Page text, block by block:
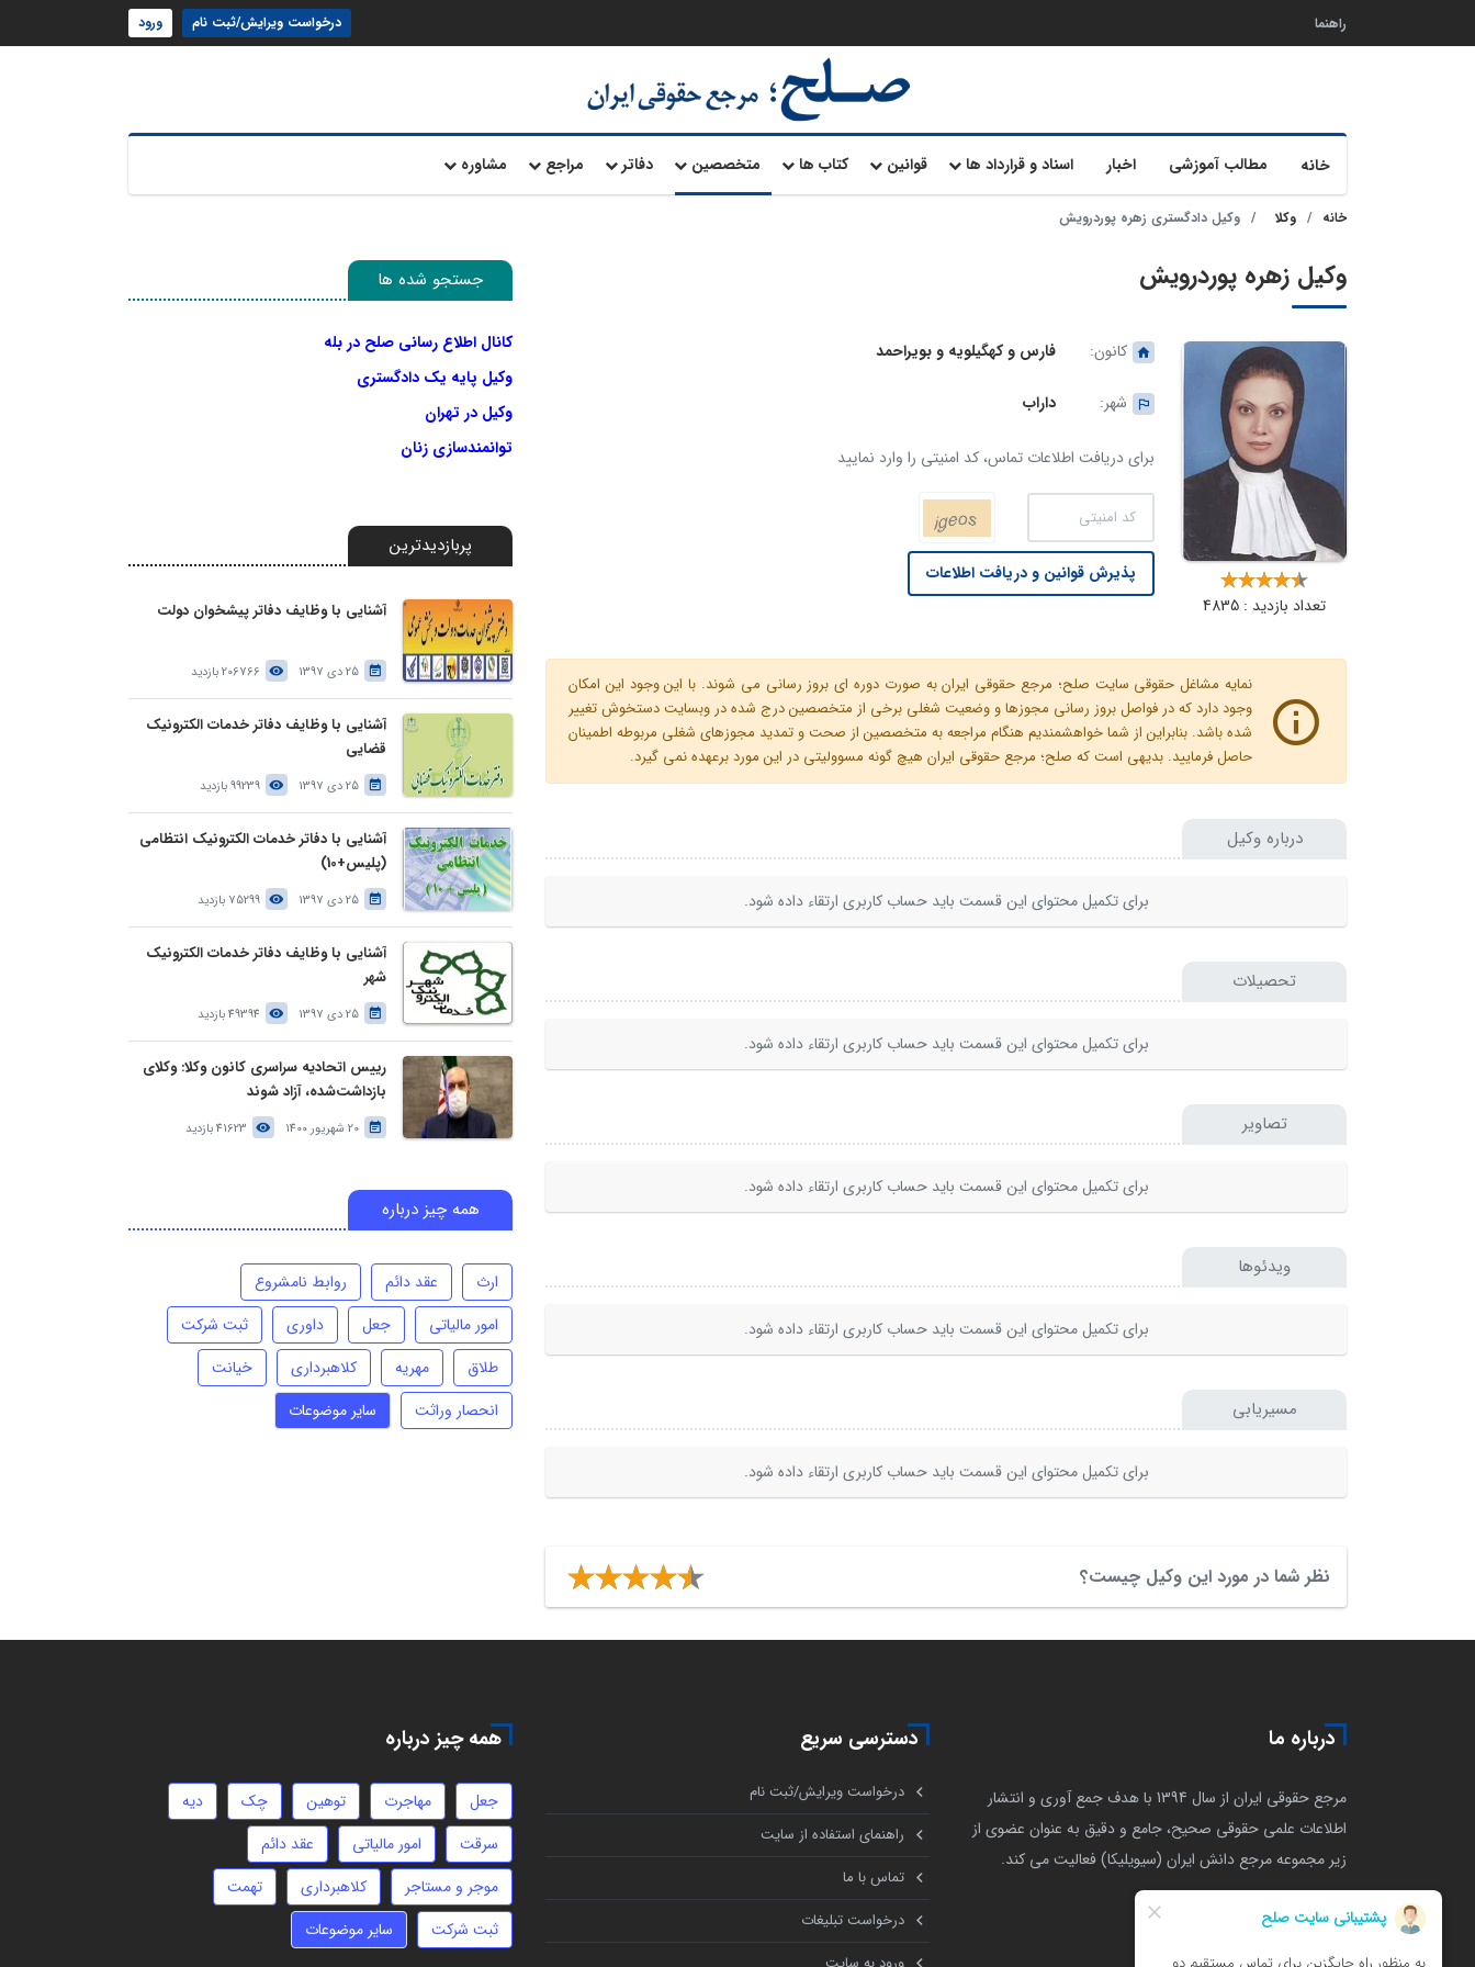
راهنما درخواست ویرایش/ثبت نام ورود
خانه مطالب آموزشی اخبار اسناد و قرارداد ها قوانین کتاب ها متخصصین دفاتر مراجع مشاوره
خانه وکلا وکیل دادگستری زهره پوردرویش
وکیل زهره پوردرویش
تعداد بازدید : 4835
کانون: فارس و کهگیلویه و بویراحمد
شهر: داراب
برای دریافت اطلاعات تماس، کد امنیتی را وارد نمایید
پذیرش قوانین و دریافت اطلاعات
نمایه مشاغل حقوقی سایت صلح؛ مرجع حقوقی ایران به صورت دوره ای بروز رسانی می شوند. با این وجود این امکان
وجود دارد که در فواصل بروز رسانی مجوزها و وضعیت شغلی برخی از متخصصین درج شده در وبسایت دستخوش تغییر
شده باشد. بنابراین از شما خواهشمندیم هنگام مراجعه به متخصصین از صحت و تمدید مجوزهای شغلی مربوطه اطمینان
حاصل فرمایید. بدیهی است که صلح؛ مرجع حقوقی ایران هیچ گونه مسوولیتی در این مورد برعهده نمی گیرد.
درباره وکیل
برای تکمیل محتوای این قسمت باید حساب کاربری ارتقاء داده شود.
تحصیلات
برای تکمیل محتوای این قسمت باید حساب کاربری ارتقاء داده شود.
تصاویر
برای تکمیل محتوای این قسمت باید حساب کاربری ارتقاء داده شود.
ویدئوها
برای تکمیل محتوای این قسمت باید حساب کاربری ارتقاء داده شود.
مسیریابی
برای تکمیل محتوای این قسمت باید حساب کاربری ارتقاء داده شود.
نظر شما در مورد این وکیل چیست؟
جستجو شده ها
کانال اطلاع رسانی صلح در بله
وکیل پایه یک دادگستری
وکیل در تهران
توانمندسازی زنان
پربازدیدترین
آشنایی با وظایف دفاتر پیشخوان دولت
25 دی 1397 206766 بازدید
آشنایی با وظایف دفاتر خدمات الکترونیک
قضایی
25 دی 1397 99239 بازدید
آشنایی با دفاتر خدمات الکترونیک انتظامی
(پلیس+10)
25 دی 1397 75299 بازدید
آشنایی با وظایف دفاتر خدمات الکترونیک
شهر
25 دی 1397 49394 بازدید
رییس اتحادیه سراسری کانون وکلا: وکلای
بازداشت‌شده، آزاد شوند
20 شهریور 1400 41623 بازدید
همه چیز درباره
ارث عقد دائم
روابط نامشروع
امور مالیاتی
جعل داوری
ثبت شرکت
طلاق
مهریه کلاهبرداری
خیانت
انحصار وراثت
سایر موضوعات
درباره ما
مرجع حقوقی ایران از سال 1394 با هدف جمع آوری و انتشار
اطلاعات علمی حقوقی صحیح، جامع و دقیق به عنوان عضوی از
زیر مجموعه مرجع دانش ایران (سیویلیکا) فعالیت می کند.
دسترسی سریع
درخواست ویرایش/ثبت نام
راهنمای استفاده از سایت
تماس با ما
درخواست تبلیغات
همه چیز درباره
جعل مهاجرت توهین چک
دیه
سرقت
امور مالیاتی
عقد دائم
موجر و مستاجر
کلاهبرداری
تهمت
ثبت شرکت
سایر موضوعات